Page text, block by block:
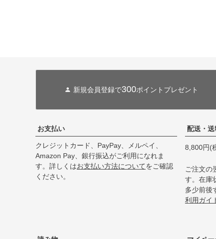
新規会員登録で300ポイントプレゼント
お支払い
クレジットカード、PayPay、メルペイ、
Amazon Pay、銀行振込がご利用になれま
す。詳しくはお支払い方法についてをご確認
ください。
配送・送
8,800円(
ご注文の
す。在庫
多少前後
利用ガイ